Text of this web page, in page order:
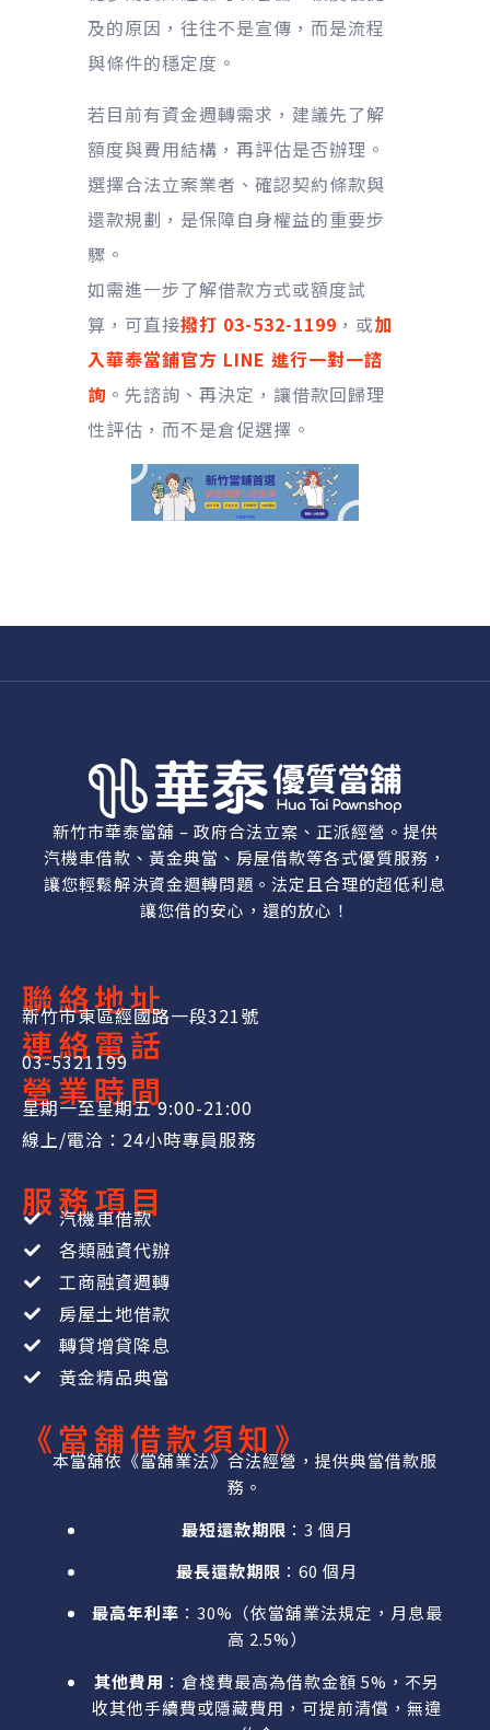
及的原因，往往不是宣傳，而是流程
與條件的穩定度。
若目前有資金週轉需求，建議先了解
額度與費用結構，再評估是否辦理。
選擇合法立案業者、確認契約條款與
還款規劃，是保障自身權益的重要步
驟。
如需進一步了解借款方式或額度試
算，可直接撥打 03-532-1199 ，或加
入華泰當鋪官方 LINE 進行一對一諮
詢 。先諮詢、再決定，讓借款回歸理
性評估，而不是倉促選擇。
新竹市華泰當舖 – 政府合法立案、正派經營。提供
汽機車借款、黃金典當、房屋借款等各式優質服務，
讓您輕鬆解決資金週轉問題。法定且合理的超低利息
讓您借的安心，還的放心！
聯絡地址
新竹市東區經國路一段321號
連絡電話
03-5321199
營業時間
星期一至星期五 9:00-21:00
線上/電洽：24小時專員服務
服務項目
汽機車借款
各類融資代辦
工商融資週轉
房屋土地借款
轉貸增貸降息
黃金精品典當
《當舖借款須知》
本當舖依《當舖業法》合法經營，提供典當借款服
務。
最短還款期限 ：3 個月
最長還款期限 ：60 個月
最高年利率 ：30%（依當舖業法規定，月息最
高 2.5%）
其他費用 ：倉棧費最高為借款金額 5%，不另
收其他手續費或隱藏費用，可提前清償，無違